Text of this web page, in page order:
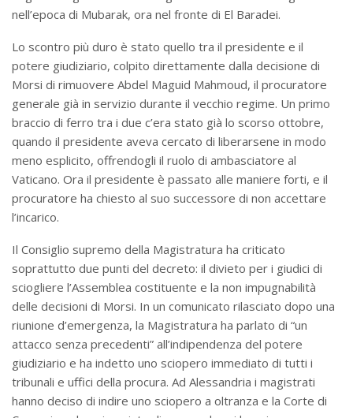
nell’epoca di Mubarak, ora nel fronte di El Baradei.
Lo scontro più duro è stato quello tra il presidente e il
potere giudiziario, colpito direttamente dalla decisione di
Morsi di rimuovere Abdel Maguid Mahmoud, il procuratore
generale già in servizio durante il vecchio regime. Un primo
braccio di ferro tra i due c’era stato già lo scorso ottobre,
quando il presidente aveva cercato di liberarsene in modo
meno esplicito, offrendogli il ruolo di ambasciatore al
Vaticano. Ora il presidente è passato alle maniere forti, e il
procuratore ha chiesto al suo successore di non accettare
l’incarico.
Il Consiglio supremo della Magistratura ha criticato
soprattutto due punti del decreto: il divieto per i giudici di
sciogliere l’Assemblea costituente e la non impugnabilità
delle decisioni di Morsi. In un comunicato rilasciato dopo una
riunione d’emergenza, la Magistratura ha parlato di “un
attacco senza precedenti” all’indipendenza del potere
giudiziario e ha indetto uno sciopero immediato di tutti i
tribunali e uffici della procura. Ad Alessandria i magistrati
hanno deciso di indire uno sciopero a oltranza e la Corte di